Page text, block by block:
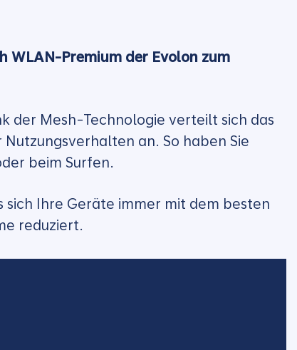
WLAN-Premium der Evolon zum
der Mesh-Technologie verteilt sich das
an. So haben Sie
beim Surfen.
sich Ihre Geräte immer mit dem besten
reduziert.